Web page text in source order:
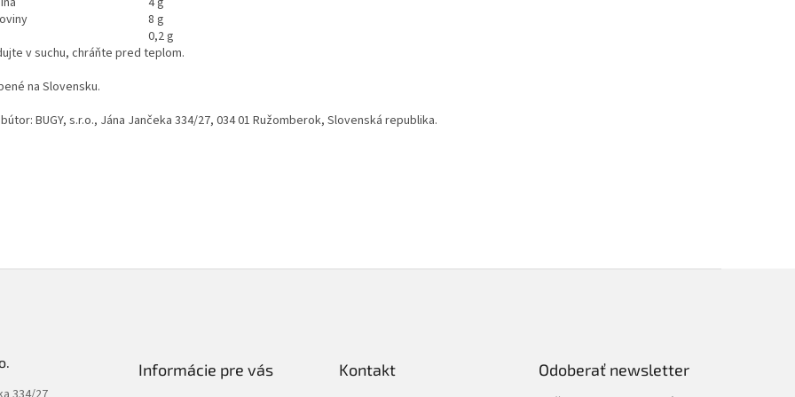
8 g
0,2 g
v suchu, chráňte pred teplom.
na Slovensku.
BUGY, s.r.o., Jána Jančeka 334/27, 034 01 Ružomberok, Slovenská republika.
Informácie pre vás Kontakt Odoberať newsletter